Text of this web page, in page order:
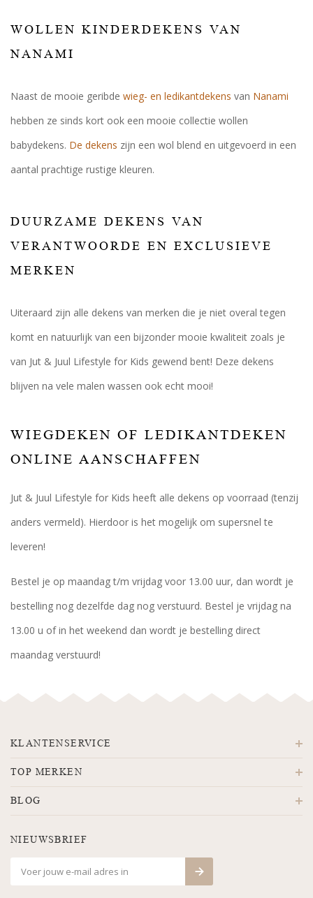
WOLLEN KINDERDEKENS VAN
NANAMI
Naast de mooie geribde wieg- en ledikantdekens van Nanami
hebben ze sinds kort ook een mooie collectie wollen
babydekens. De dekens zijn een wol blend en uitgevoerd in een
aantal prachtige rustige kleuren.
DUURZAME DEKENS VAN
VERANTWOORDE EN EXCLUSIEVE
MERKEN
Uiteraard zijn alle dekens van merken die je niet overal tegen
komt en natuurlijk van een bijzonder mooie kwaliteit zoals je
van Jut & Juul Lifestyle for Kids gewend bent! Deze dekens
blijven na vele malen wassen ook echt mooi!
WIEGDEKEN OF LEDIKANTDEKEN
ONLINE AANSCHAFFEN
Jut & Juul Lifestyle for Kids heeft alle dekens op voorraad (tenzij
anders vermeld). Hierdoor is het mogelijk om supersnel te
leveren!
Bestel je op maandag t/m vrijdag voor 13.00 uur, dan wordt je
bestelling nog dezelfde dag nog verstuurd. Bestel je vrijdag na
13.00 u of in het weekend dan wordt je bestelling direct
maandag verstuurd!
KLANTENSERVICE
TOP MERKEN
BLOG
NIEUWSBRIEF